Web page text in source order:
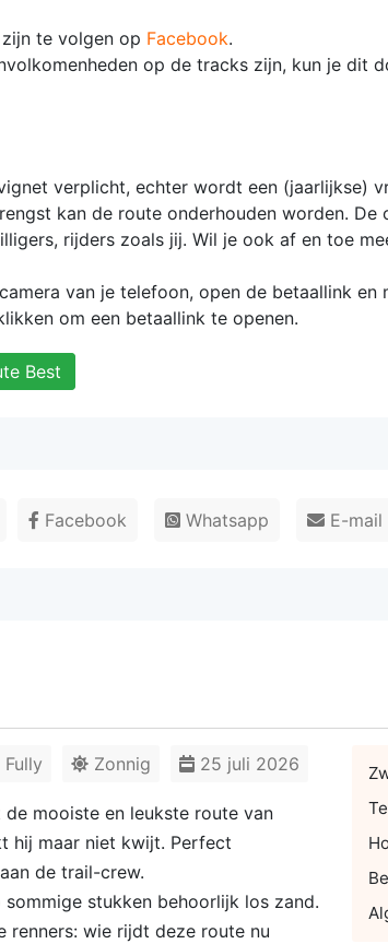
te volgen op Facebook.
op de tracks zijn, kun je dit
verplicht, echter wordt een (jaarlijkse)
kan de route onderhouden worden. De
rijders zoals jij. Wil je ook af en toe
van je telefoon, open de betaallink en
om een betaallink te openen.
Best
Facebook Whatsapp E-mail
25 juli 2026
Zonnig
mooiste en leukste route van
hij maar niet kwijt. Perfect
de trail-crew.
stukken behoorlijk los zand.
renners: wie rijdt deze route nu